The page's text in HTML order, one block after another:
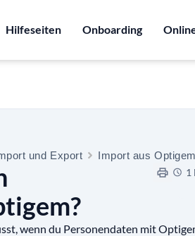
Hilfeseiten Onboarding
und Export Import aus Optigem
1
wenn du Personendaten mit